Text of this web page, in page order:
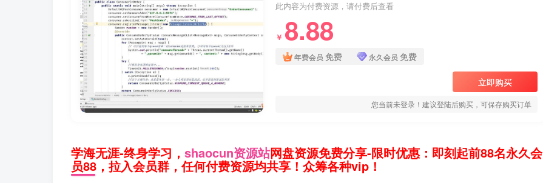
此内容为付费资源，请付费后查看
￥ 8.88
年费会员 免费 永久会员 免费
立即购买
您当前未登录！建议登陆后购买，可保存购买订单
学海无涯-终身学习， shaocun资源站网盘资源免费分享-限时优惠：即刻起前88名永久会
员88，拉入会员群，任何付费资源均共享！众筹各种vip！